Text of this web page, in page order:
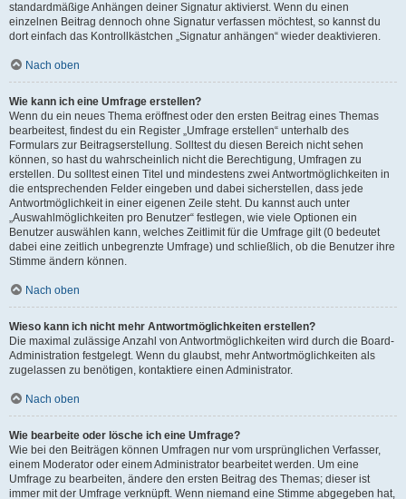
standardmäßige Anhängen deiner Signatur aktivierst. Wenn du einen
einzelnen Beitrag dennoch ohne Signatur verfassen möchtest, so kannst du
dort einfach das Kontrollkästchen „Signatur anhängen“ wieder deaktivieren.
Nach oben
Wie kann ich eine Umfrage erstellen?
Wenn du ein neues Thema eröffnest oder den ersten Beitrag eines Themas
bearbeitest, findest du ein Register „Umfrage erstellen“ unterhalb des
Formulars zur Beitragserstellung. Solltest du diesen Bereich nicht sehen
können, so hast du wahrscheinlich nicht die Berechtigung, Umfragen zu
erstellen. Du solltest einen Titel und mindestens zwei Antwortmöglichkeiten in
die entsprechenden Felder eingeben und dabei sicherstellen, dass jede
Antwortmöglichkeit in einer eigenen Zeile steht. Du kannst auch unter
„Auswahlmöglichkeiten pro Benutzer“ festlegen, wie viele Optionen ein
Benutzer auswählen kann, welches Zeitlimit für die Umfrage gilt (0 bedeutet
dabei eine zeitlich unbegrenzte Umfrage) und schließlich, ob die Benutzer ihre
Stimme ändern können.
Nach oben
Wieso kann ich nicht mehr Antwortmöglichkeiten erstellen?
Die maximal zulässige Anzahl von Antwortmöglichkeiten wird durch die Board-
Administration festgelegt. Wenn du glaubst, mehr Antwortmöglichkeiten als
zugelassen zu benötigen, kontaktiere einen Administrator.
Nach oben
Wie bearbeite oder lösche ich eine Umfrage?
Wie bei den Beiträgen können Umfragen nur vom ursprünglichen Verfasser,
einem Moderator oder einem Administrator bearbeitet werden. Um eine
Umfrage zu bearbeiten, ändere den ersten Beitrag des Themas; dieser ist
immer mit der Umfrage verknüpft. Wenn niemand eine Stimme abgegeben hat,